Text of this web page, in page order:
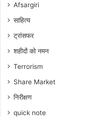
Afsargiri
साहित्य
ट्रांसफर
शहीदों को नमन
Terrorism
Share Market
निरीक्षण
quick note